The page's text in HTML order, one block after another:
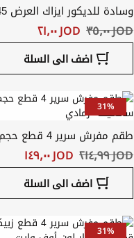
الارتفاع 45 سم لون أبيض
JOD ‏٢١٫٠٠ JOD ‏٣٥٫٠٠
اضف الى السلة
31%
طقم مفرش سرير 4
سانسيف- رمادي
JOD ‏١٤٩٫٠٠ JOD ‏٢١٤٫٩٩
اضف الى السلة
31%